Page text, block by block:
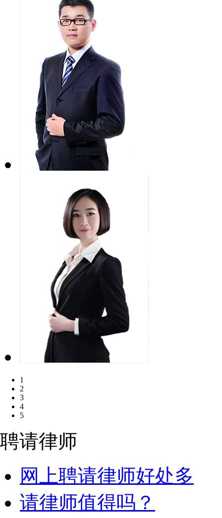
1
2
3
4
5
聘请律师
网上聘请律师好处多
请律师值得吗？